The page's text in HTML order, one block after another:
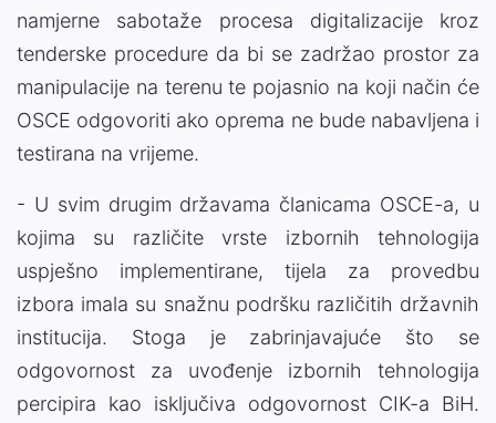
namjerne sabotaže procesa digitalizacije kroz
tenderske procedure da bi se zadržao prostor za
manipulacije na terenu te pojasnio na koji način će
OSCE odgovoriti ako oprema ne bude nabavljena i
testirana na vrijeme.
- U svim drugim državama članicama OSCE-a, u
kojima su različite vrste izbornih tehnologija
uspješno implementirane, tijela za provedbu
izbora imala su snažnu podršku različitih državnih
institucija. Stoga je zabrinjavajuće što se
odgovornost za uvođenje izbornih tehnologija
percipira kao isključiva odgovornost CIK-a BiH.